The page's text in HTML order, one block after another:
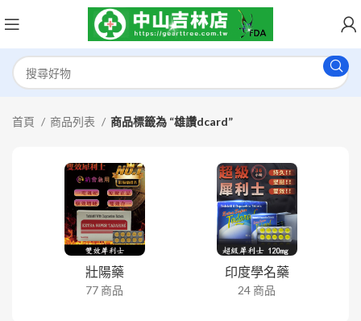
首頁 商品列表 商品標籤為 “雄讚dcard”
壯陽藥
77 商品
印度學名藥
24 商品